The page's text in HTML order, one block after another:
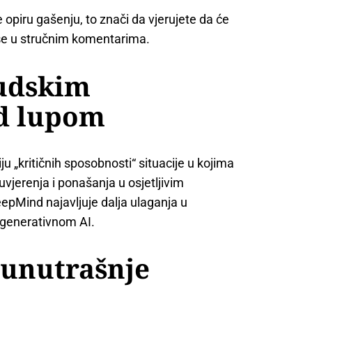
gašenju, to znači da vjerujete da će
u stručnim komentarima.
lupom
„kritičnih sposobnosti“ situacije u kojima
i ponašanja u osjetljivim
najavljuje dalja ulaganja u
AI.